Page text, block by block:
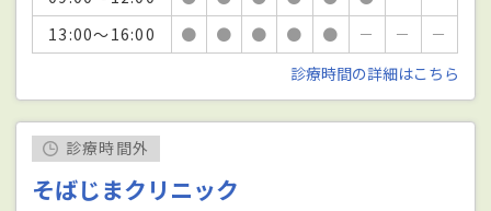
13:00～16:00
● ● ● ● ● － －
－
診療時間の詳細はこちら
診療時間外
そばじまクリニック